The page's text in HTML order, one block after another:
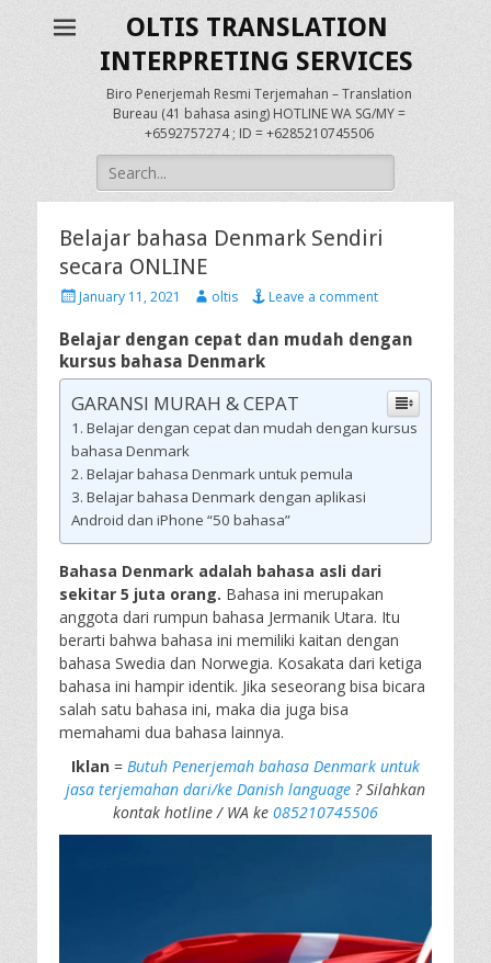
OLTIS TRANSLATION
INTERPRETING SERVICES
Biro Penerjemah Resmi Terjemahan – Translation
Bureau (41 bahasa asing) HOTLINE WA SG/MY =
+6592757274 ; ID = +6285210745506
Search
for:
Belajar bahasa Denmark Sendiri
secara ONLINE
PostedJanuary 11, 2021 Author
oltis Leave a comment
Belajar dengan cepat dan mudah dengan
kursus bahasa Denmark
GARANSI MURAH & CEPAT
Belajar dengan cepat dan mudah dengan kursus
bahasa Denmark
Belajar bahasa Denmark untuk pemula
Belajar bahasa Denmark dengan aplikasi
Android dan iPhone “50 bahasa”
Bahasa Denmark adalah bahasa asli dari
sekitar 5 juta orang. Bahasa ini merupakan
anggota dari rumpun bahasa Jermanik Utara. Itu
berarti bahwa bahasa ini memiliki kaitan dengan
bahasa Swedia dan Norwegia. Kosakata dari ketiga
bahasa ini hampir identik. Jika seseorang bisa bicara
salah satu bahasa ini, maka dia juga bisa
memahami dua bahasa lainnya.
Iklan = Butuh Penerjemah bahasa Denmark untuk
jasa terjemahan dari/ke Danish language ? Silahkan
kontak hotline / WA ke 085210745506